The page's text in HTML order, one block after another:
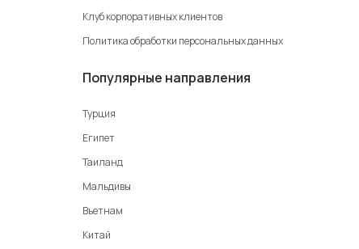
Клуб корпоративных клиентов
Политика обработки персональных данных
Популярные направления
Турция
Египет
Таиланд
Мальдивы
Вьетнам
Китай